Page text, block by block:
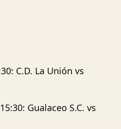
C.D. La Unión vs
Gualaceo S.C. vs